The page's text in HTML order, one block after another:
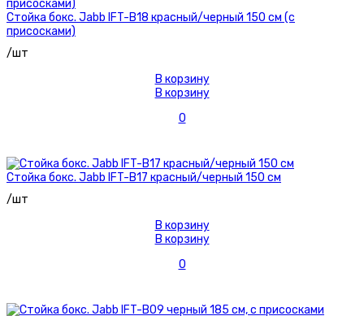
Стойка бокс. Jabb IFT-B18 красный/черный 150 см (с
присосками)
/шт
В корзину
В корзину
0
Стойка бокс. Jabb IFT-B17 красный/черный 150 см
/шт
В корзину
В корзину
0